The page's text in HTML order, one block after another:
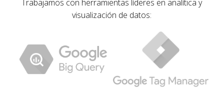
Trabajamos con herramientas líderes en analítica y
visualización de datos: